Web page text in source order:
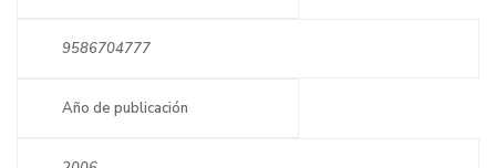
9586704777
Año de publicación